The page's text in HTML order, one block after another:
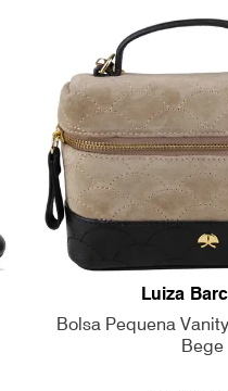
Luiza
Bolsa Pequena
Bege